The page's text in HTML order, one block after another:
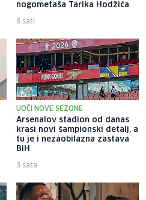
nogometaša Tarika Hodžića
8 sati
UOČI NOVE SEZONE
Arsenalov stadion od danas
krasi novi šampionski detalj, a
tu je i nezaobilazna zastava
BiH
3 sata